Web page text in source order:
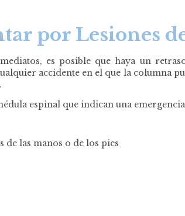
por Lesiones
es posible que haya un
accidente en el que la columna
espinal que indican una
las manos o de los pies